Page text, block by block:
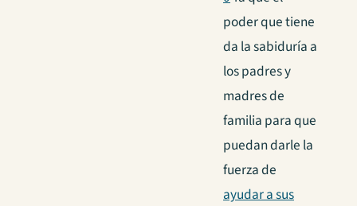
poder que tiene
da la sabiduría a
los padres y
madres de
familia para que
puedan darle la
fuerza de
ayudar a sus